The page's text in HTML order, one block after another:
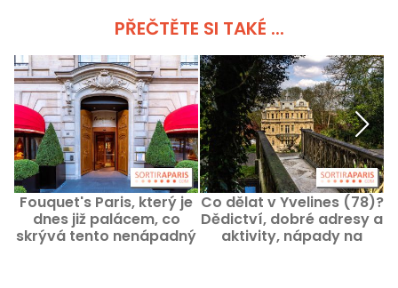
PŘEČTĚTE SI TAKÉ ...
Fouquet's Paris, který je
dnes již palácem, co
skrývá tento nenápadný
Co dělat v Yvelines (78)?
Dědictví, dobré adresy a
aktivity, nápady na